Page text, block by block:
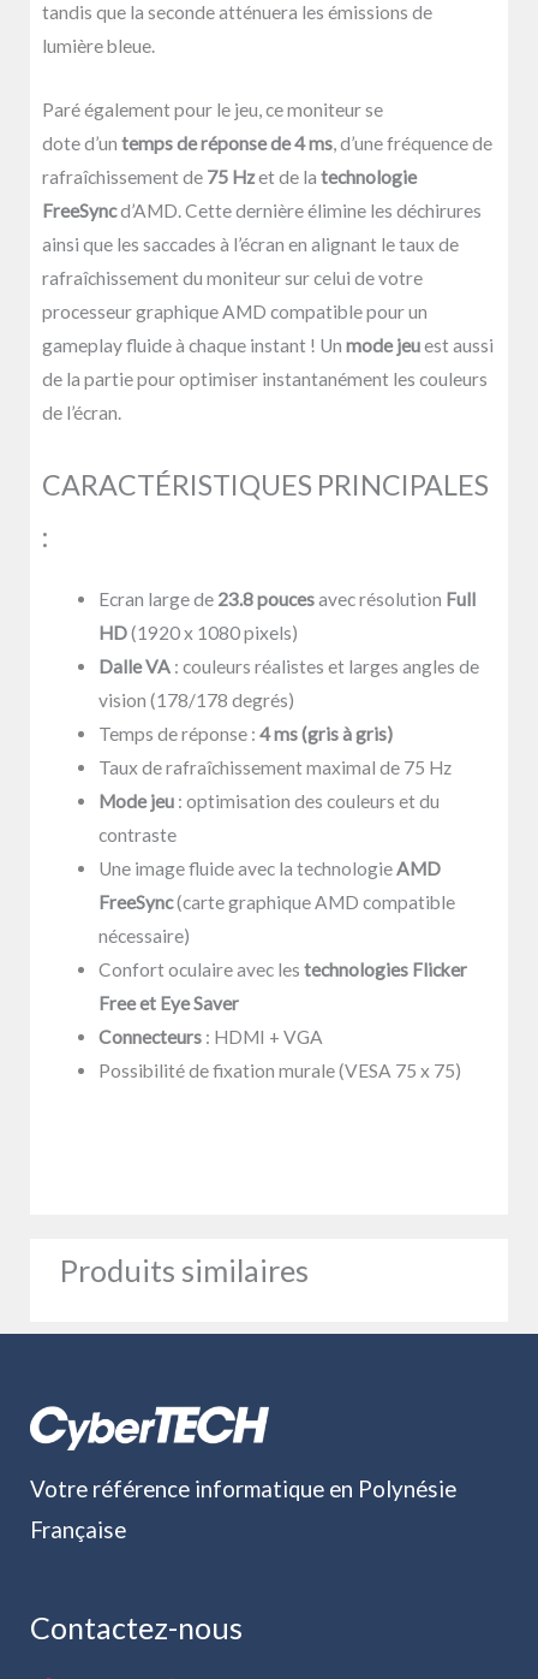
tandis que la seconde atténuera les émissions de
lumière bleue.
Paré également pour le jeu, ce moniteur se
dote d’un temps de réponse de 4 ms, d’une fréquence de
rafraîchissement de 75 Hzet de la technologie
FreeSyncd’AMD. Cette dernière élimine les déchirures
ainsi que les saccades à l’écran en alignant le taux de
rafraîchissement du moniteur sur celui de votre
processeur graphique AMD compatible pour un
gameplay fluide à chaque instant ! Un mode jeuest aussi
de la partie pour optimiser instantanément les couleurs
de l’écran.
CARACTÉRISTIQUES PRINCIPALES
:
Ecran large de 23.8 poucesavec résolution Full
HD(1920 x 1080 pixels)
Dalle VA: couleurs réalistes et larges angles de
vision (178/178 degrés)
Temps de réponse : 4 ms (gris à gris)
Taux de rafraîchissement maximal de 75 Hz
Mode jeu : optimisation des couleurs et du
contraste
Une image fluide avec la technologieAMD
FreeSync(carte graphique AMD compatible
nécessaire)
Confort oculaire avec les technologies Flicker
Free et Eye Saver
Connecteurs: HDMI + VGA
Possibilité de fixation murale (VESA 75 x 75)
Produits similaires
Votre référence informatique en Polynésie
Française
Contactez-nous